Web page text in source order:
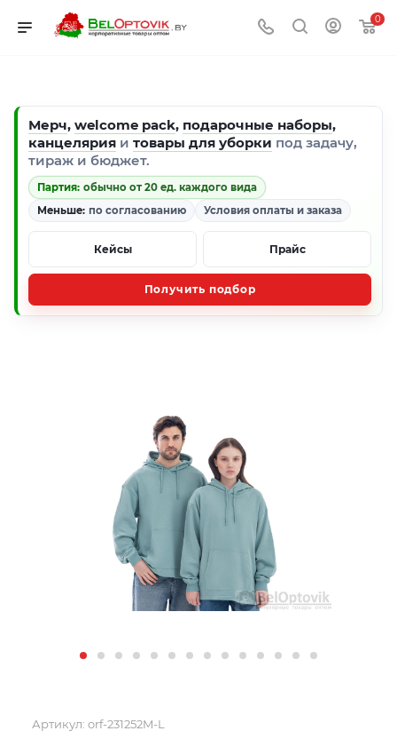
0
Мерч, welcome pack, подарочные наборы,
канцелярия и товары для уборки под задачу,
тираж и бюджет.
Партия: обычно от 20 ед. каждого вида
Меньше: по согласованию Условия оплаты и заказа
Кейсы Прайс
Получить подбор
Артикул: orf-231252M-L